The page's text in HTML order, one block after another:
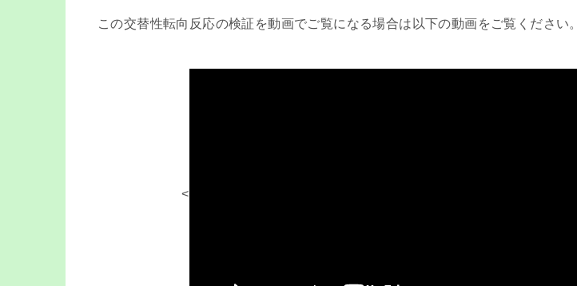
この交替性転向反応の検証を動画でご覧になる場合は以下の動画をご覧ください。
<